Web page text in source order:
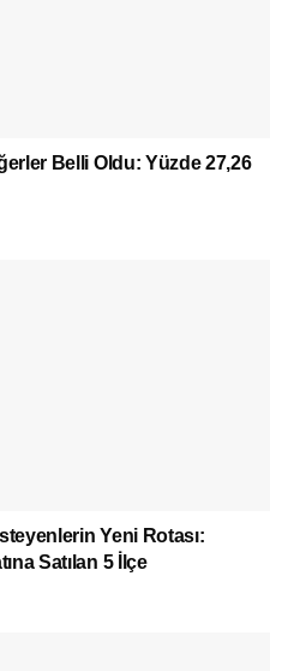
Belli Oldu: Yüzde 27,26
Yeni Rotası:
Satılan 5 İlçe